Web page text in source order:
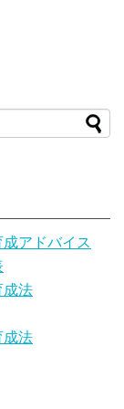
アドバイス
成法
成法